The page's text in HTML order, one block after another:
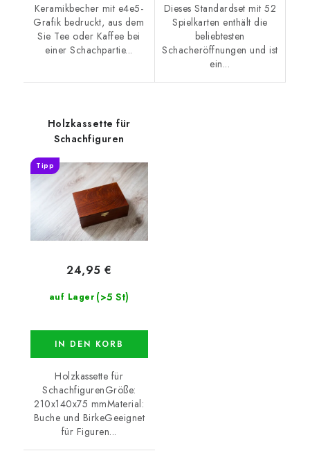
Keramikbecher mit e4e5-
Grafik bedruckt, aus dem
Sie Tee oder Kaffee bei
einer Schachpartie...
Dieses Standardset mit 52
Spielkarten enthält die
beliebtesten
Schacheröffnungen und ist
ein...
Holzkassette für
Schachfiguren
Tipp
auf Lager (>5 St)
24,95 €
IN DEN KORB
Holzkassette für
SchachfigurenGröße:
210x140x75 mmMaterial:
Buche und BirkeGeeignet
für Figuren...